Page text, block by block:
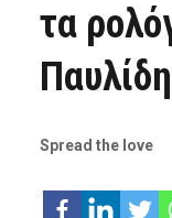
τα
Παυλίδη
Spread the love